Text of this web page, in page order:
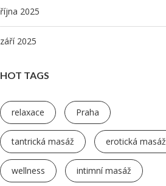
října 2025
září 2025
HOT TAGS
relaxace Praha
tantrická masáž erotická masáž
wellness intimní masáž